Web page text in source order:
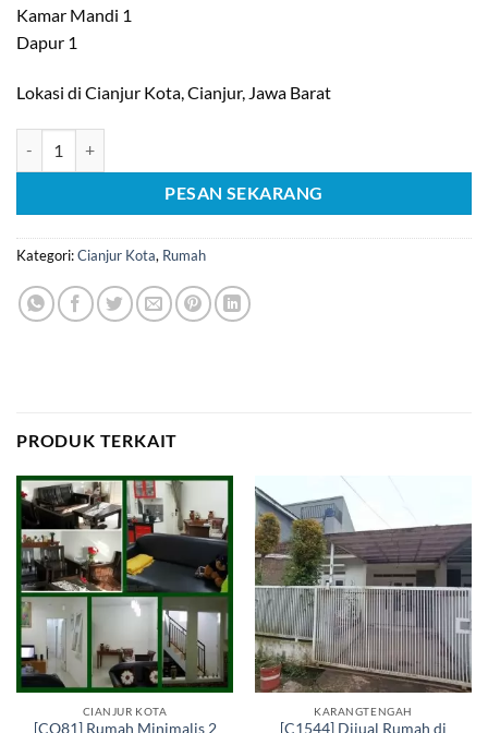
Kamar Mandi 1
Dapur 1
Lokasi di Cianjur Kota, Cianjur, Jawa Barat
PESAN SEKARANG
Kategori:Cianjur Kota, Rumah
PRODUK TERKAIT
CIANJUR KOTA
[CO81] Rumah Minimalis 2
KARANGTENGAH
[C1544] Dijual Rumah di